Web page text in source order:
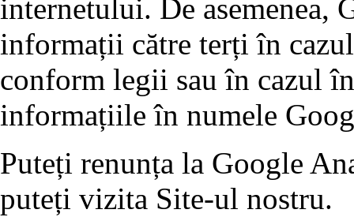
internetului. De asemenea,
informații către terți în
conform legii sau în cazul
informațiile în numele
Puteți renunța la Google
puteți vizita Site-ul nostru.